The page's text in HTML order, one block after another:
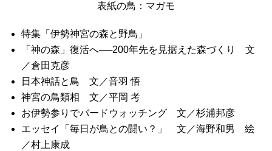
表紙の鳥：マガモ
特集「伊勢神宮の森と野鳥」
「神の森」復活へ──200年先を見据えた森づくり 文
／倉田克彦
日本神話と鳥 文／音羽 悟
神宮の鳥類相 文／平岡 考
お伊勢参りでバードウォッチング 文／杉浦邦彦
エッセイ「毎日が鳥との闘い？」 文／海野和男 絵
／村上康成